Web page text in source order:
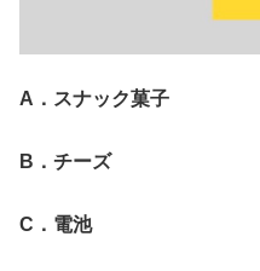
A．スナック菓子
B．チーズ
C．電池